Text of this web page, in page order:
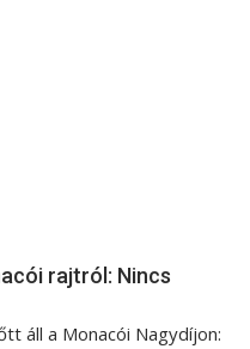
rajtról: Nincs
áll a Monacói Nagydíjon: